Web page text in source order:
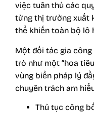
việc tuân thủ các
từng thị trường xuất
thể khiến toàn bộ lô
Một đối tác gia công
trò như một “hoa
vùng biển pháp lý
chuyên trách am
Thủ tục công